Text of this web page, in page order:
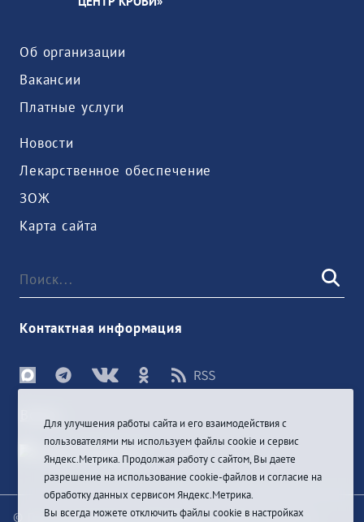
Об организации
Вакансии
Платные услуги
Новости
Лекарственное обеспечение
ЗОЖ
Карта сайта
Контактная информация
Войти
© При цитировании информации с сайта ссылка на
Для улучшения работы сайта и его взаимодействия с
пользователями мы используем файлы cookie и сервис
Яндекс.Метрика. Продолжая работу с сайтом, Вы даете
разрешение на использование cookie-файлов и согласие на
обработку данных сервисом Яндекс.Метрика.
Вы всегда можете отключить файлы cookie в настройках